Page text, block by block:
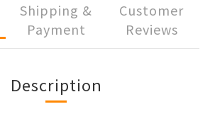
Shipping &
Payment
Customer
Reviews
Description